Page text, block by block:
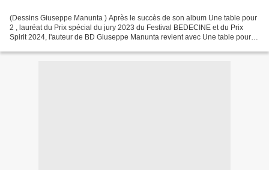
(Dessins Giuseppe Manunta ) Après le succès de son album Une table pour
2 , lauréat du Prix spécial du jury 2023 du Festival BEDECINE et du Prix
Spirit 2024, l'auteur de BD Giuseppe Manunta revient avec Une table pour 3,